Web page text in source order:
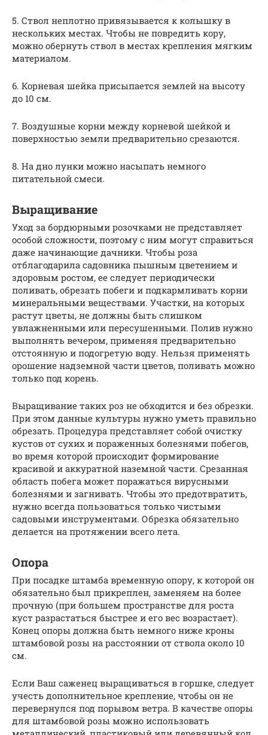
5. Ствол неплотно привязывается к колышку в
нескольких местах. Чтобы не повредить кору,
можно обернуть ствол в местах крепления мягким
материалом.
6. Корневая шейка присыпается землей на высоту
до 10 см.
7. Воздушные корни между корневой шейкой и
поверхностью земли предварительно срезаются.
8. На дно лунки можно насыпать немного
питательной смеси.
Выращивание
Уход за бордюрными розочками не представляет
особой сложности, поэтому с ним могут справиться
даже начинающие дачники. Чтобы роза
отблагодарила садовника пышным цветением и
здоровым ростом, ее следует периодически
поливать, обрезать побеги и подкармливать корни
минеральными веществами. Участки, на которых
растут цветы, не должны быть слишком
увлажненными или пересушенными. Полив нужно
выполнять вечером, применяя предварительно
отстоянную и подогретую воду. Нельзя применять
орошение надземной части цветов, поливать можно
только под корень.
Выращивание таких роз не обходится и без обрезки.
При этом данные культуры нужно уметь правильно
обрезать. Процедура представляет собой очистку
кустов от сухих и пораженных болезнями побегов,
во время которой происходит формирование
красивой и аккуратной наземной части. Срезанная
область побега может поражаться вирусными
болезнями и загнивать. Чтобы это предотвратить,
нужно всегда пользоваться только чистыми
садовыми инструментами. Обрезка обязательно
делается на протяжении всего лета.
Опора
При посадке штамба временную опору, к которой он
обязательно был прикреплен, заменяем на более
прочную (при большем пространстве для роста
куст разрастаться быстрее и его вес возрастает).
Конец опоры должна быть немного ниже кроны
штамбовой розы на расстоянии от ствола около 10
см.
Если Ваш саженец выращиваться в горшке, следует
учесть дополнительное крепление, чтобы он не
перевернулся под порывом ветра. В качестве опоры
для штамбовой розы можно использовать